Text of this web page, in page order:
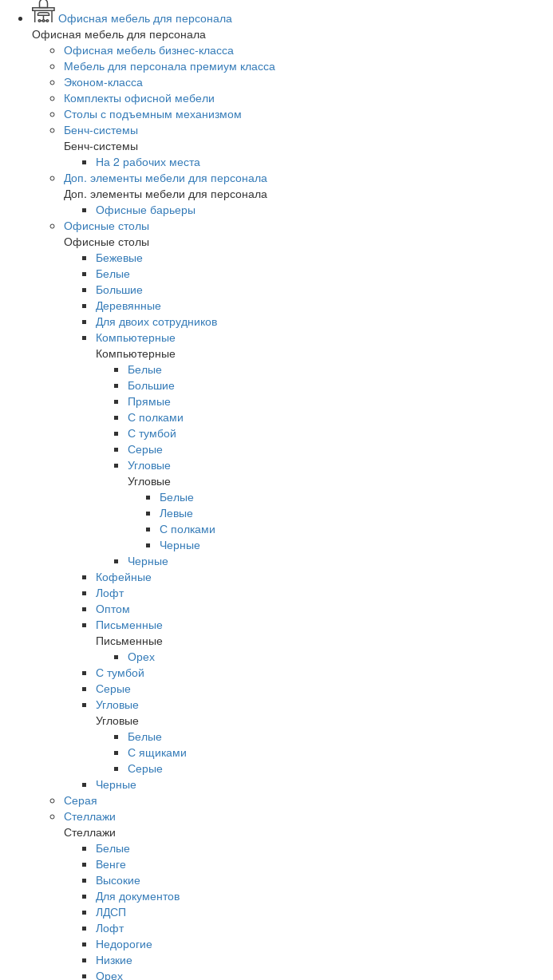
Офисная мебель для персонала
Офисная мебель для персонала
Офисная мебель бизнес-класса
Мебель для персонала премиум класса
Эконом-класса
Комплекты офисной мебели
Столы с подъемным механизмом
Бенч-системы
Бенч-системы
На 2 рабочих места
Доп. элементы мебели для персонала
Доп. элементы мебели для персонала
Офисные барьеры
Офисные столы
Офисные столы
Бежевые
Белые
Большие
Деревянные
Для двоих сотрудников
Компьютерные
Компьютерные
Белые
Большие
Прямые
С полками
С тумбой
Серые
Угловые
Угловые
Белые
Левые
С полками
Черные
Черные
Кофейные
Лофт
Оптом
Письменные
Письменные
Орех
С тумбой
Серые
Угловые
Угловые
Белые
С ящиками
Серые
Черные
Серая
Стеллажи
Стеллажи
Белые
Венге
Высокие
Для документов
ЛДСП
Лофт
Недорогие
Низкие
Орех